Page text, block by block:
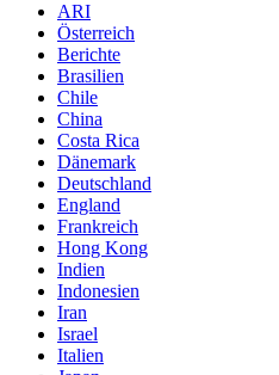
ARI
Österreich
Berichte
Brasilien
Chile
China
Costa Rica
Dänemark
Deutschland
England
Frankreich
Hong Kong
Indien
Indonesien
Iran
Israel
Italien